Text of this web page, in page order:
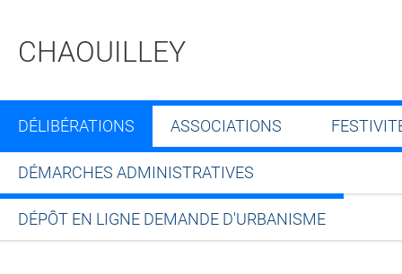
CHAOUILLEY
DÉLIBÉRATIONS ASSOCIATIONS
DÉMARCHES ADMINISTRATIVES
DÉPÔT EN LIGNE DEMANDE D'URBANISME